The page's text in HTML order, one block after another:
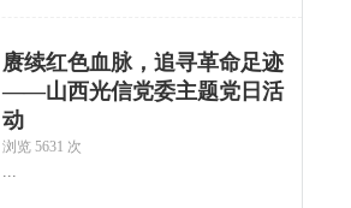
赓续红色血脉，追寻革命足迹
——山西光信党委主题党日活
动
浏览 5631 次